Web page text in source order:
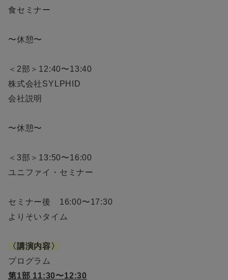
食セミナー
〜休憩〜
＜2部＞12:40〜13:40
株式会社SYLPHID
会社説明
〜休憩〜
＜3部＞13:50〜16:00
ユニファイ・セミナー
セミナー後 16:00〜17:30
よりそいタイム
〈講演内容〉
プログラム
第1部 11:30〜12:30